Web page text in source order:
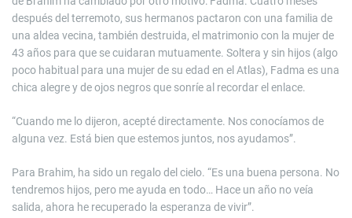
después del terremoto, sus hermanos pactaron con una familia de
una aldea vecina, también destruida, el matrimonio con la mujer de
43 años para que se cuidaran mutuamente. Soltera y sin hijos (algo
poco habitual para una mujer de su edad en el Atlas), Fadma es una
chica alegre y de ojos negros que sonríe al recordar el enlace.
“Cuando me lo dijeron, acepté directamente. Nos conocíamos de
alguna vez. Está bien que estemos juntos, nos ayudamos”.
Para Brahim, ha sido un regalo del cielo. “Es una buena persona. No
tendremos hijos, pero me ayuda en todo… Hace un año no veía
salida, ahora he recuperado la esperanza de vivir”.